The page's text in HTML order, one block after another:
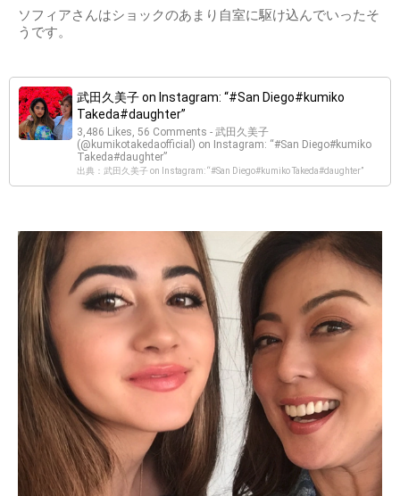
ソフィアさんはショックのあまり自室に駆け込んでいったそ
うです。
武田久美子 on Instagram: “#San Diego#kumiko
Takeda#daughter”
3,486 Likes, 56 Comments - 武田久美子
(@kumikotakedaofficial) on Instagram: “#San Diego#kumiko
Takeda#daughter”
出典：武田久美子 on Instagram: “#San Diego#kumiko Takeda#daughter”